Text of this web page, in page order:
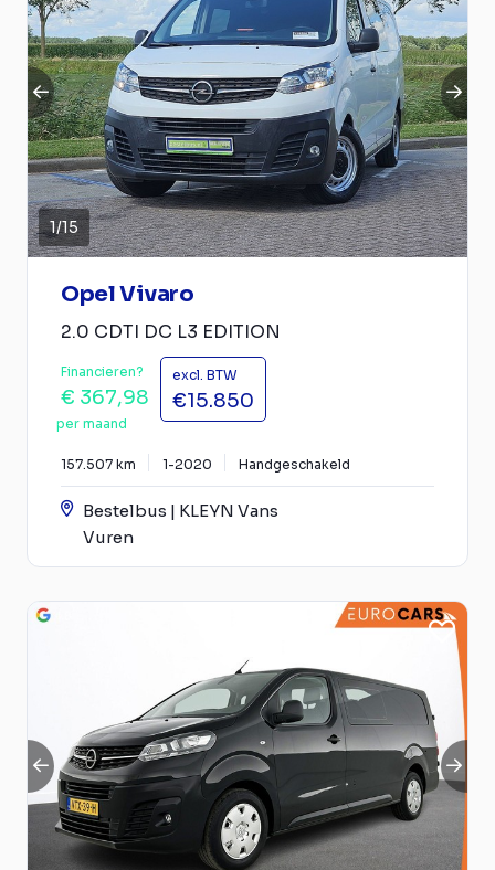
1/15
Opel Vivaro
2.0 CDTI DC L3 EDITION
Financieren?
€ 367,98
per maand
excl. BTW
€15.850
157.507 km 1-2020 Handgeschakeld
Bestelbus | KLEYN Vans
Vuren